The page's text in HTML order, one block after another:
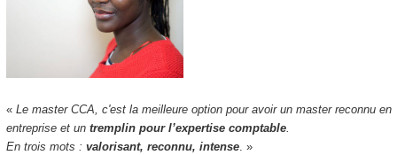
« Le master CCA, c'est la meilleure option pour avoir un master reconnu en
entreprise et un tremplin pour l’expertise comptable.
En trois mots : valorisant, reconnu, intense. »